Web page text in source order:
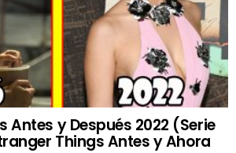
Antes y Después 2022 (Serie
Things Antes y Ahora